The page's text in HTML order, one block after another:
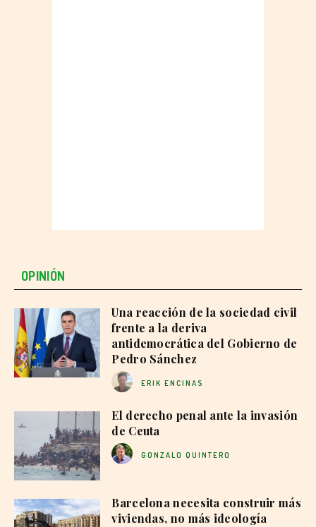
OPINIÓN
Una reacción de la sociedad civil
frente a la deriva
antidemocrática del Gobierno de
Pedro Sánchez
ERIK ENCINAS
El derecho penal ante la invasión
de Ceuta
GONZALO QUINTERO
Barcelona necesita construir más
viviendas, no más ideología